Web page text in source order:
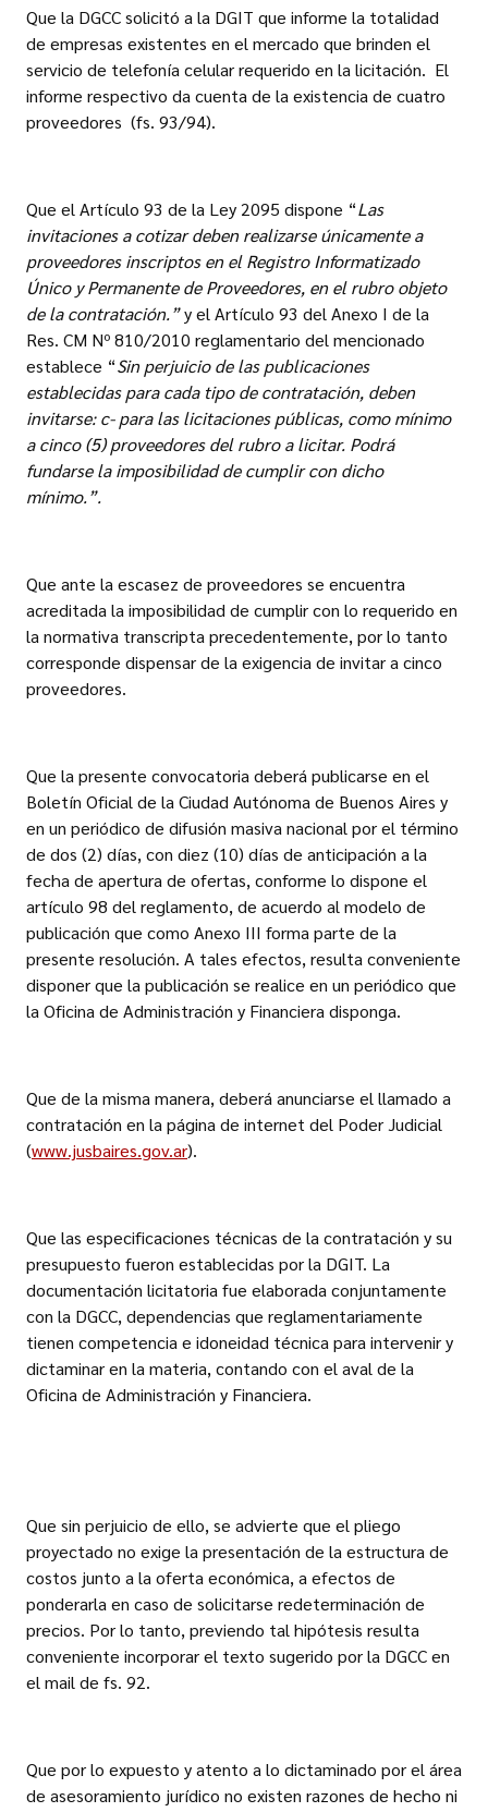
Que la DGCC solicitó a la DGIT que informe la totalidad
de empresas existentes en el mercado que brinden el
servicio de telefonía celular requerido en la licitación. El
informe respectivo da cuenta de la existencia de cuatro
proveedores (fs. 93/94).
Que el Artículo 93 de la Ley 2095 dispone “Las
invitaciones a cotizar deben realizarse únicamente a
proveedores inscriptos en el Registro Informatizado
Único y Permanente de Proveedores, en el rubro objeto
de la contratación.”y el Artículo 93 del Anexo I de la
Res. CM Nº 810/2010 reglamentario del mencionado
establece “Sin perjuicio de las publicaciones
establecidas para cada tipo de contratación, deben
invitarse: c- para las licitaciones públicas, como mínimo
a cinco (5) proveedores del rubro a licitar. Podrá
fundarse la imposibilidad de cumplir con dicho
mínimo.”.
Que ante la escasez de proveedores se encuentra
acreditada la imposibilidad de cumplir con lo requerido en
la normativa transcripta precedentemente, por lo tanto
corresponde dispensar de la exigencia de invitar a cinco
proveedores.
Que la presente convocatoria deberá publicarse en el
Boletín Oficial de la Ciudad Autónoma de Buenos Aires y
en un periódico de difusión masiva nacional por el término
de dos (2) días, con diez (10) días de anticipación a la
fecha de apertura de ofertas, conforme lo dispone el
artículo 98 del reglamento, de acuerdo al modelo de
publicación que como Anexo III forma parte de la
presente resolución. A tales efectos, resulta conveniente
disponer que la publicación se realice en un periódico que
la Oficina de Administración y Financiera disponga.
Que de la misma manera, deberá anunciarse el llamado a
contratación en la página de internet del Poder Judicial
(www.jusbaires.gov.ar).
Que las especificaciones técnicas de la contratación y su
presupuesto fueron establecidas por la DGIT. La
documentación licitatoria fue elaborada conjuntamente
con la DGCC, dependencias que reglamentariamente
tienen competencia e idoneidad técnica para intervenir y
dictaminar en la materia, contando con el aval de la
Oficina de Administración y Financiera.
Que sin perjuicio de ello, se advierte que el pliego
proyectado no exige la presentación de la estructura de
costos junto a la oferta económica, a efectos de
ponderarla en caso de solicitarse redeterminación de
precios. Por lo tanto, previendo tal hipótesis resulta
conveniente incorporar el texto sugerido por la DGCC en
el mail de fs. 92.
Que por lo expuesto y atento a lo dictaminado por el área
de asesoramiento jurídico no existen razones de hecho ni